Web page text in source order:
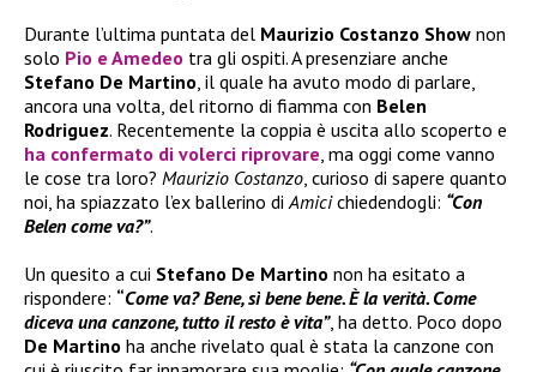
Durante l’ultima puntata del Maurizio Costanzo Show non
solo Pio e Amedeo tra gli ospiti. A presenziare anche
Stefano De Martino, il quale ha avuto modo di parlare,
ancora una volta, del ritorno di fiamma con Belen
Rodriguez. Recentemente la coppia è uscita allo scoperto e
ha confermato di volerci riprovare, ma oggi come vanno
le cose tra loro? Maurizio Costanzo, curioso di sapere quanto
noi, ha spiazzato l’ex ballerino diAmicichiedendogli: “Con
Belen come va?”.
Un quesito a cui Stefano De Martino non ha esitato a
rispondere: “Come va? Bene, sì bene bene. È la verità. Come
diceva una canzone, tutto il resto è vita”, ha detto. Poco dopo
De Martino ha anche rivelato qual è stata la canzone con